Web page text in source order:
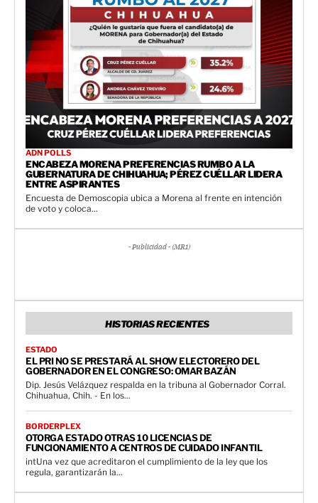
ADN POLLS
ENCABEZA MORENA PREFERENCIAS RUMBO A LA
GUBERNATURA DE CHIHUAHUA; PÉREZ CUÉLLAR LIDERA
ENTRE ASPIRANTES
Encuesta de Demoscopia ubica a Morena al frente en intención
de voto y coloca...
- Publicidad - (MR1)
HISTORIAS RECIENTES
ESTADO
EL PRI NO SE PRESTARÁ AL SHOW ELECTORERO DEL
GOBERNADOR EN EL CONGRESO: OMAR BAZÁN
Dip. Jesús Velázquez respalda en la tribuna al Gobernador Corral.
Chihuahua, Chih. - En los...
BORDERPLEX
OTORGA ESTADO OTRAS 10 LICENCIAS DE
FUNCIONAMIENTO A CENTROS DE CUIDADO INFANTIL
intUna vez que acreditaron el cumplimiento de la ley que los
regula, garantizarán la...